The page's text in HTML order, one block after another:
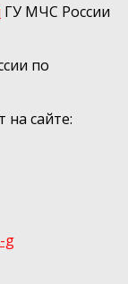
ГУ МЧС России
по
сайте:
g